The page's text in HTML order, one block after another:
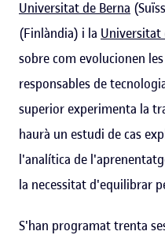
Universitat de Berna
(Finlàndia) i la Universitat
sobre com evolucionen
responsables de
superior experimenta la
haurà un estudi de cas
l'analítica de
la necessitat d'equilibrar
S'han programat trenta